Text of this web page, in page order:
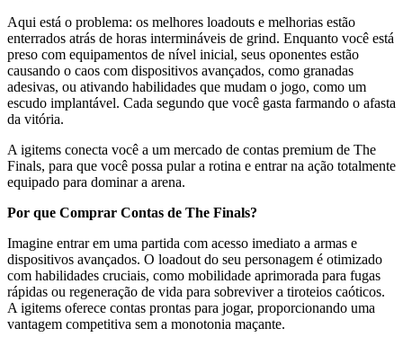
Aqui está o problema: os melhores loadouts e melhorias estão
enterrados atrás de horas intermináveis de grind. Enquanto você está
preso com equipamentos de nível inicial, seus oponentes estão
causando o caos com dispositivos avançados, como granadas
adesivas, ou ativando habilidades que mudam o jogo, como um
escudo implantável. Cada segundo que você gasta farmando o afasta
da vitória.
A igitems conecta você a um mercado de contas premium de The
Finals, para que você possa pular a rotina e entrar na ação totalmente
equipado para dominar a arena.
Por que Comprar Contas de The Finals?
Imagine entrar em uma partida com acesso imediato a armas e
dispositivos avançados. O loadout do seu personagem é otimizado
com habilidades cruciais, como mobilidade aprimorada para fugas
rápidas ou regeneração de vida para sobreviver a tiroteios caóticos.
A igitems oferece contas prontas para jogar, proporcionando uma
vantagem competitiva sem a monotonia maçante.